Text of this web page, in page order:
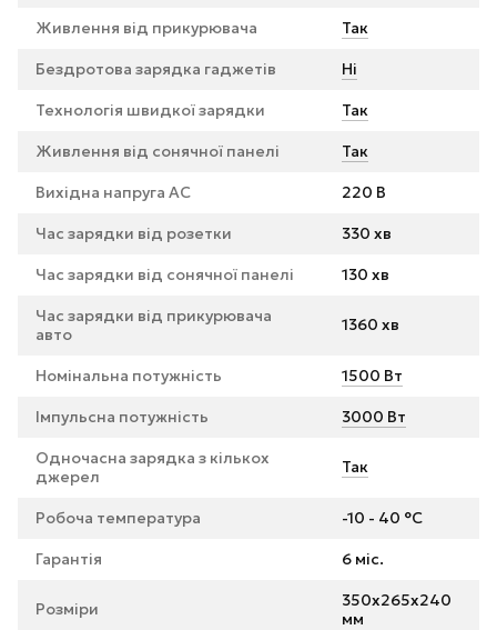
Живлення від прикурювача Так
Бездротова зарядка гаджетів Ні
Технологія швидкої зарядки Так
Живлення від сонячної панелі Так
Вихідна напруга AC 220 В
Час зарядки від розетки 330 хв
Час зарядки від сонячної панелі 130 хв
Час зарядки від прикурювача
авто
1360 хв
Номінальна потужність 1500 Вт
Імпульсна потужність 3000 Вт
Одночасна зарядка з кількох
джерел
Так
Робоча температура -10 - 40 °C
Гарантія 6 міс.
Розміри
350x265x240
мм